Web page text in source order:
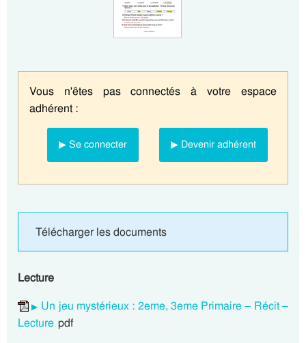
Vous n'êtes pas connectés à votre espace
adhérent :
▶ Se connecter ▶ Devenir adhérent
Télécharger les documents
Lecture
Un jeu mystérieux : 2eme, 3eme Primaire – Récit –
Lecture pdf